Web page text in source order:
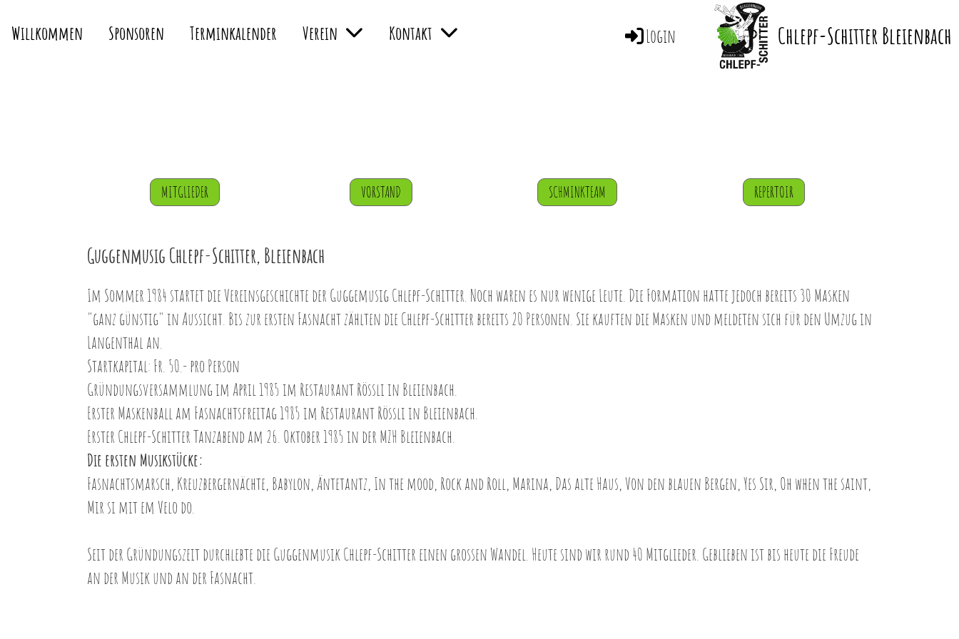
Willkommen Sponsoren Terminkalender Verein Kontakt Login Chlepf-Schitter Bleienbach
MITGLIEDER VORSTAND SCHMINKTEAM REPERTOIR
Guggenmusig Chlepf-Schitter, Bleienbach
Im Sommer 1984 startet die Vereinsgeschichte der Guggemusig Chlepf-Schitter. Noch waren es nur wenige Leute. Die Formation hatte jedoch bereits 30 Masken
"ganz günstig" in Aussicht. Bis zur ersten Fasnacht zählten die Chlepf-Schitter bereits 20 Personen. Sie kauften die Masken und meldeten sich für den Umzug in
Langenthal an.
Startkapital: Fr. 50.- pro Person
Gründungsversammlung im April 1985 im Restaurant Rössli in Bleienbach.
Erster Maskenball am Fasnachtsfreitag 1985 im Restaurant Rössli in Bleienbach.
​Erster Chlepf-Schitter Tanzabend am 26. Oktober 1985 in der MZH Bleienbach.
Die ersten Musikstücke:
Fasnachtsmarsch, Kreuzbergernächte, Babylon, Äntetantz, In the mood, Rock and Roll, Marina, Das alte Haus, Von den blauen Bergen, Yes Sir, Oh when the saint,
Mir si mit em Velo do.
​Seit der Gründungszeit durchlebte die Guggenmusik Chlepf-Schitter einen grossen Wandel. Heute sind wir rund 40 Mitglieder. Geblieben ist bis heute die Freude
an der Musik und an der Fasnacht.